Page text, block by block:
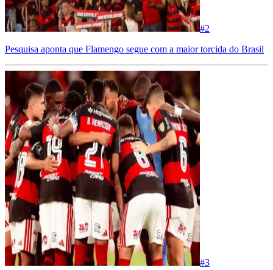
#2
Pesquisa aponta que Flamengo segue com a maior torcida do Brasil
#3